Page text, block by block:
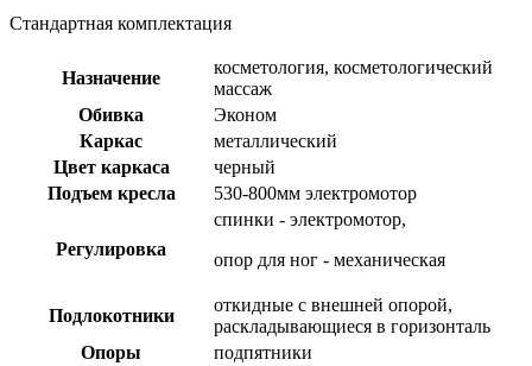
Стандартная комплектация
Назначение
косметология, косметологический
массаж
Обивка
Эконом
Каркас
металлический
Цвет каркаса
черный
Подъем кресла
530-800мм электромотор
Регулировка
спинки - электромотор,
опор для ног - механическая
Подлокотники
откидные с внешней опорой,
раскладывающиеся в горизонталь
Опоры
подпятники